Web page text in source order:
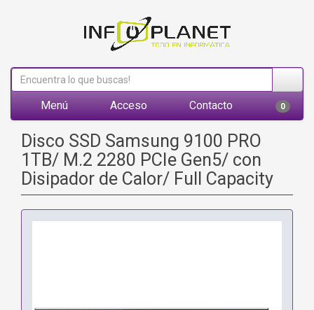
Menú Acceso Contacto 0
Disco SSD Samsung 9100 PRO
1TB/ M.2 2280 PCIe Gen5/ con
Disipador de Calor/ Full Capacity